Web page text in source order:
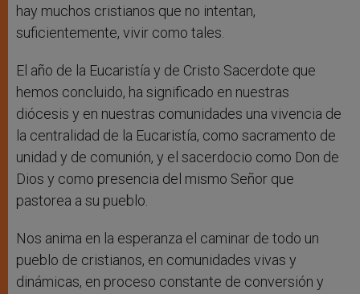
hay muchos cristianos que no intentan,
suficientemente, vivir como tales.
El año de la Eucaristía y de Cristo Sacerdote que
hemos concluido, ha significado en nuestras
diócesis y en nuestras comunidades una vivencia de
la centralidad de la Eucaristía, como sacramento de
unidad y de comunión, y el sacerdocio como Don de
Dios y como presencia del mismo Señor que
pastorea a su pueblo.
Nos anima en la esperanza el caminar de todo un
pueblo de cristianos, en comunidades vivas y
dinámicas, en proceso constante de conversión y